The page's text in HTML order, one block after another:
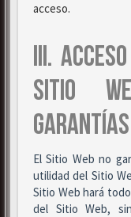
acceso.
III.
SITIO
El Sitio Web no
utilidad del Sitio
Sitio Web hará
del Sitio Web,